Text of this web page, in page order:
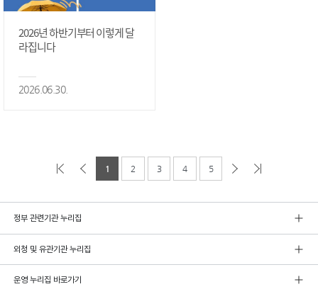
2026년 하반기부터 이렇게 달
라집니다
2026.06.30.
1 2 3 4 5
정부 관련기관 누리집
외청 및 유관기관 누리집
운영 누리집 바로가기